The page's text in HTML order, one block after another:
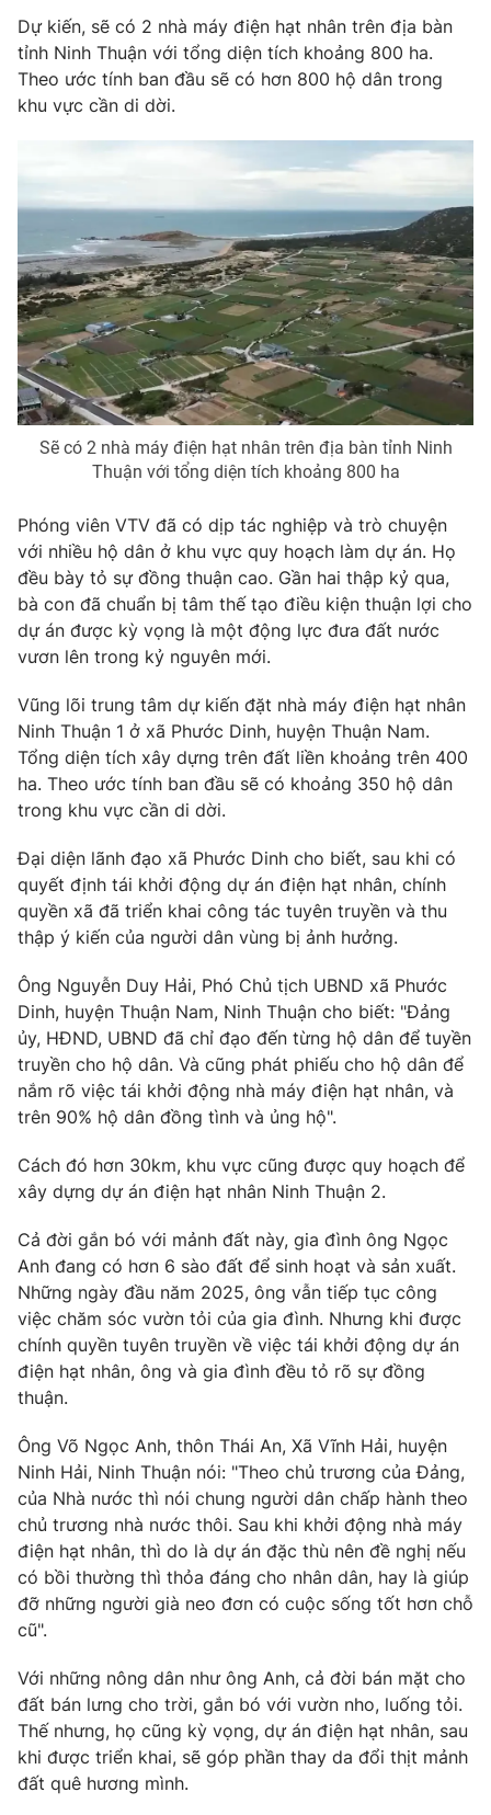
Giải sao mai
Làm đẹp
Chất lượng cuộc sống
Tuyển sinh
Học trực tuyến
Công nghệ
Hitech Công nghệ tương lai
Thị trường
Tư vấn
Chuyên mục khác
Emagazine Podcast
Photo Infographic
Video Shorts video
VTV Sức khoẻ Bất động sản
Thị trường 24h Tấm lòng Việt
VTV4 Vươn mình bằng AI
VTV9 VTV8
Liên hệ tòa soạn
THỜI BÁO VTV
Theo dõi báo trên
Cơ quan chủ quản:
Đài Truyền hình Việt Nam
Giấy phép hoạt động báo in và báo điện tử số 483/GP-BTTTT
cấp ngày 29/12/2023
Phó Tổng Biên tập: Nguyễn Thị Mỹ Hạnh, Phạm Quốc Thắng,
Nguyễn Trọng Ninh
Tổng đài VTV: 024.38 355 931 - 024.38 355 932
Ðiện thoại Thời báo VTV:
024.66 897 897
Email:toasoan@vtv.vn
Liên hệ quảng cáo:
® Cấm sao chép dưới mọi hình thức nếu không có sự chấp
thuận bằng văn bản. Ghi rõ nguồn VTV.vn khi phát hành lại
thông tin từ website này.
Dự kiến, sẽ có 2 nhà máy điện hạt nhân trên địa bàn
tỉnh Ninh Thuận với tổng diện tích khoảng 800 ha.
Theo ước tính ban đầu sẽ có hơn 800 hộ dân trong
khu vực cần di dời.
Sẽ có 2 nhà máy điện hạt nhân trên địa bàn tỉnh Ninh
Thuận với tổng diện tích khoảng 800 ha
Phóng viên VTV đã có dịp tác nghiệp và trò chuyện
với nhiều hộ dân ở khu vực quy hoạch làm dự án. Họ
đều bày tỏ sự đồng thuận cao. Gần hai thập kỷ qua,
bà con đã chuẩn bị tâm thế tạo điều kiện thuận lợi cho
dự án được kỳ vọng là một động lực đưa đất nước
vươn lên trong kỷ nguyên mới.
Vũng lõi trung tâm dự kiến đặt nhà máy điện hạt nhân
Ninh Thuận 1 ở xã Phước Dinh, huyện Thuận Nam.
Tổng diện tích xây dựng trên đất liền khoảng trên 400
ha. Theo ước tính ban đầu sẽ có khoảng 350 hộ dân
trong khu vực cần di dời.
Đại diện lãnh đạo xã Phước Dinh cho biết, sau khi có
quyết định tái khởi động dự án điện hạt nhân, chính
quyền xã đã triển khai công tác tuyên truyền và thu
thập ý kiến của người dân vùng bị ảnh hưởng.
Ông Nguyễn Duy Hải, Phó Chủ tịch UBND xã Phước
Dinh, huyện Thuận Nam, Ninh Thuận cho biết: "Đảng
ủy, HĐND, UBND đã chỉ đạo đến từng hộ dân để tuyền
truyền cho hộ dân. Và cũng phát phiếu cho hộ dân để
nắm rõ việc tái khởi động nhà máy điện hạt nhân, và
trên 90% hộ dân đồng tình và ủng hộ".
Cách đó hơn 30km, khu vực cũng được quy hoạch để
xây dựng dự án điện hạt nhân Ninh Thuận 2.
Cả đời gắn bó với mảnh đất này, gia đình ông Ngọc
Anh đang có hơn 6 sào đất để sinh hoạt và sản xuất.
Những ngày đầu năm 2025, ông vẫn tiếp tục công
việc chăm sóc vườn tỏi của gia đình. Nhưng khi được
chính quyền tuyên truyền về việc tái khởi động dự án
điện hạt nhân, ông và gia đình đều tỏ rõ sự đồng
thuận.
Ông Võ Ngọc Anh, thôn Thái An, Xã Vĩnh Hải, huyện
Ninh Hải, Ninh Thuận nói: "Theo chủ trương của Đảng,
của Nhà nước thì nói chung người dân chấp hành theo
chủ trương nhà nước thôi. Sau khi khởi động nhà máy
điện hạt nhân, thì do là dự án đặc thù nên đề nghị nếu
có bồi thường thì thỏa đáng cho nhân dân, hay là giúp
đỡ những người già neo đơn có cuộc sống tốt hơn chỗ
cũ".
Với những nông dân như ông Anh, cả đời bán mặt cho
đất bán lưng cho trời, gắn bó với vườn nho, luống tỏi.
Thế nhưng, họ cũng kỳ vọng, dự án điện hạt nhân, sau
khi được triển khai, sẽ góp phần thay da đổi thịt mảnh
đất quê hương mình.